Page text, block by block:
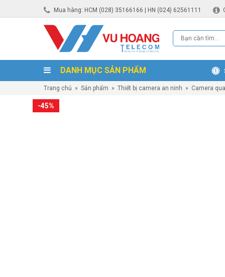
Mua hàng: HCM (028) 35166166 | HN (024) 62561111
DANH MỤC SẢN PHẨM
Trang chủ » Sản phẩm » Thiết bị camera an ninh » Camera
-45%